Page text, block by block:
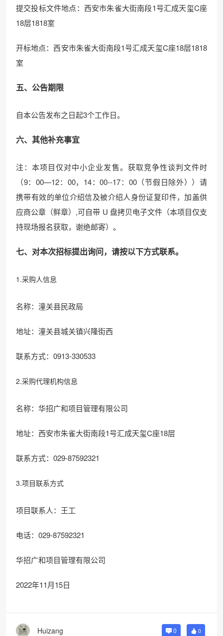
提交投标文件地点：西安市朱雀大街南段1号汇成天玺C座
18层1818室
开标地点：西安市朱雀大街南段1号汇成天玺C座18层1818
室
五、公告期限
自本公告发布之日起3个工作日。
六、其他补充事宜
注：本项目仅对中小企业发售。获取竞争性谈判文件时
（9：00—12：00，14：00--17：00（节假日除外））请
携带有效的单位介绍信及被介绍人身份证复印件，加盖供
应商公章（鲜章）,可自带 U 盘拷贝电子文件（本项目仅支
持现场报名获取，谢绝邮寄）。
七、对本次招标提出询问，请按以下方式联系。
1.采购人信息
名称：潼关县民政局
地址：潼关县城关镇兴隆街西
联系方式：0913-330533
2.采购代理机构信息
名称：华招广和项目管理有限公司
地址：西安市朱雀大街南段1号汇成天玺C座18层
联系方式：029-87592321
3.项目联系方式
项目联系人：王工
电话：029-87592321
华招广和项目管理有限公司
2022年11月15日
Huizang 0 0